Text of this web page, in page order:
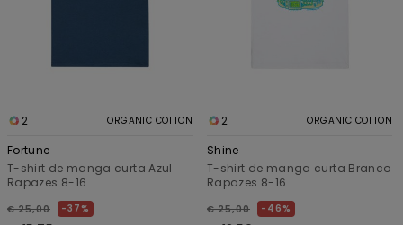
2 ORGANIC COTTON
Fortune
T-shirt de manga curta Azul
Rapazes 8-16
€ 25,00 37%
2 ORGANIC COTTON
Shine
T-shirt de manga curta Branco
Rapazes 8-16
€ 25,00 46%